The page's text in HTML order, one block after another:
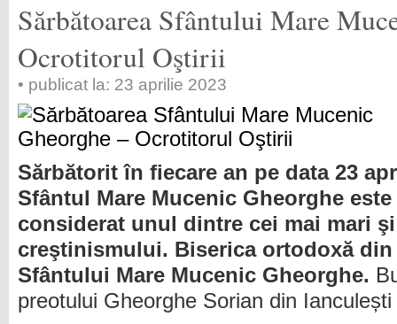
Sărbătoarea Sfântului Mare
Ocrotitorul Oştirii
• publicat la: 23 aprilie 2023
Sărbătorit în fiecare an pe data 23
Sfântul Mare Mucenic Gheorghe este
considerat unul dintre cei mai mari
creştinismului. Biserica ortodoxă
Sfântului Mare Mucenic Gheorghe.
preotului Gheorghe Sorian din